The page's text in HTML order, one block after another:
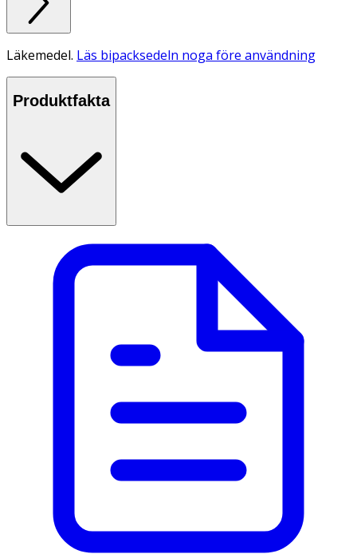
Läkemedel. Läs bipacksedeln noga före användning
Produktfakta